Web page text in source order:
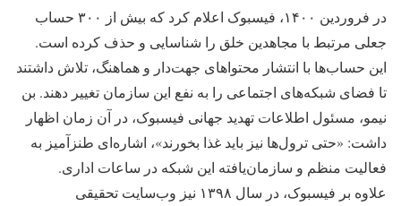
در فروردین ۱۴۰۰، فیسبوک اعلام کرد که بیش از ۳۰۰ حساب
جعلی مرتبط با مجاهدین خلق را شناسایی و حذف کرده است.
این حساب‌ها با انتشار محتواهای جهت‌دار و هماهنگ، تلاش داشتند
تا فضای شبکه‌های اجتماعی را به نفع این سازمان تغییر دهند. بن
نیمو، مسئول اطلاعات تهدید جهانی فیسبوک، در آن زمان اظهار
داشت: «حتی ترول‌ها نیز باید غذا بخورند»، اشاره‌ای طنزآمیز به
فعالیت منظم و سازمان‌یافته این شبکه در ساعات اداری.
علاوه بر فیسبوک، در سال ۱۳۹۸ نیز وب‌سایت تحقیقی